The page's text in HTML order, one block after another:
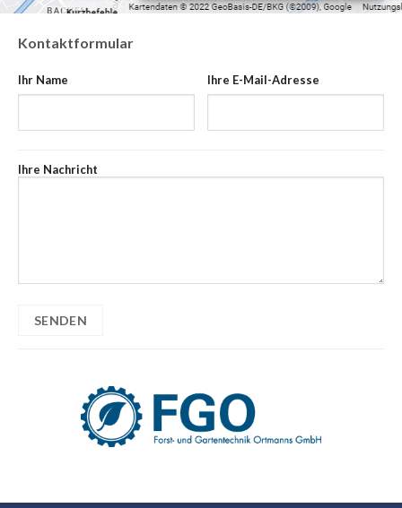
Kontaktformular
Ihr Name Ihre E-Mail-Adresse
Ihre Nachricht